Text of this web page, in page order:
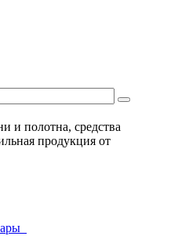
и полотна, средства
продукция от